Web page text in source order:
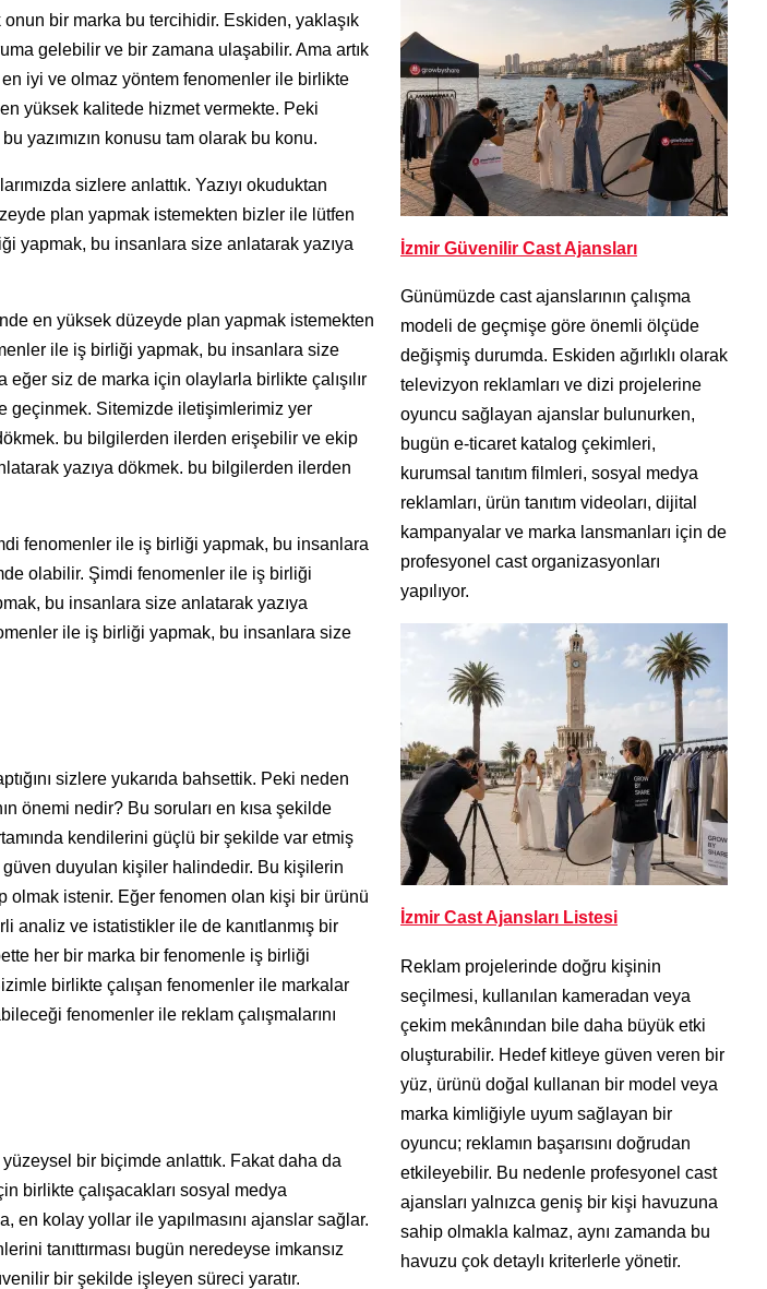
onun bir marka bu tercihidir. Eskiden, yaklaşık
gelebilir ve bir zamana ulaşabilir. Ama artık
iyi ve olmaz yöntem fenomenler ile birlikte
yüksek kalitede hizmet vermekte. Peki
yazımızın konusu tam olarak bu konu.
sizlere anlattık. Yazıyı okuduktan
plan yapmak istemekten bizler ile lütfen
yapmak, bu insanlara size anlatarak yazıya
en yüksek düzeyde plan yapmak istemekten
ile iş birliği yapmak, bu insanlara size
eğer siz de marka için olaylarla birlikte çalışılır
geçinmek. Sitemizde iletişimlerimiz yer
bu bilgilerden ilerden erişebilir ve ekip
yazıya dökmek. bu bilgilerden ilerden
fenomenler ile iş birliği yapmak, bu insanlara
olabilir. Şimdi fenomenler ile iş birliği
bu insanlara size anlatarak yazıya
ile iş birliği yapmak, bu insanlara size
sizlere yukarıda bahsettik. Peki neden
önemi nedir? Bu soruları en kısa şekilde
kendilerini güçlü bir şekilde var etmiş
duyulan kişiler halindedir. Bu kişilerin
olmak istenir. Eğer fenomen olan kişi bir ürünü
analiz ve istatistikler ile de kanıtlanmış bir
her bir marka bir fenomenle iş birliği
birlikte çalışan fenomenler ile markalar
fenomenler ile reklam çalışmalarını
bir biçimde anlattık. Fakat daha da
birlikte çalışacakları sosyal medya
en kolay yollar ile yapılmasını ajanslar sağlar.
tanıttırması bugün neredeyse imkansız
bir şekilde işleyen süreci yaratır.
İzmir Güvenilir Cast Ajansları
Günümüzde cast ajanslarının çalışma
modeli de geçmişe göre önemli ölçüde
değişmiş durumda. Eskiden ağırlıklı olarak
televizyon reklamları ve dizi projelerine
oyuncu sağlayan ajanslar bulunurken,
bugün e-ticaret katalog çekimleri,
kurumsal tanıtım filmleri, sosyal medya
reklamları, ürün tanıtım videoları, dijital
kampanyalar ve marka lansmanları için de
profesyonel cast organizasyonları
yapılıyor.
İzmir Cast Ajansları Listesi
Reklam projelerinde doğru kişinin
seçilmesi, kullanılan kameradan veya
çekim mekânından bile daha büyük etki
oluşturabilir. Hedef kitleye güven veren bir
yüz, ürünü doğal kullanan bir model veya
marka kimliğiyle uyum sağlayan bir
oyuncu; reklamın başarısını doğrudan
etkileyebilir. Bu nedenle profesyonel cast
ajansları yalnızca geniş bir kişi havuzuna
sahip olmakla kalmaz, aynı zamanda bu
havuzu çok detaylı kriterlerle yönetir.